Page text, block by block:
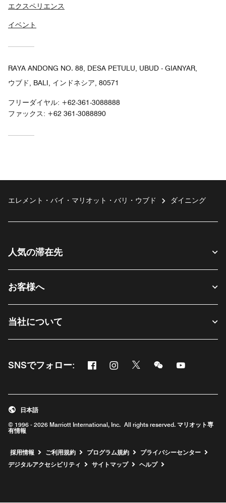
エクスペリエンス
イベント
RAYA ANDONG NO. 88, DESA PETULU, UBUD - GIANYAR,
ウブド, BALI, インドネシア, 80571
フリーダイヤル: +62-361-3088888
ファックス: +62 361-3088890
エレメント・バイ・マリオット・バリ・ウブド ダイニング
人気の滞在先
お客様へ
当社について
SNSでフォロー: Facebook
新しいウィンドウで開く
Instagram
新しいウィンドウで開く
Twitter
新しいウィンドウで開く
Messenger
新しいウィンドウ
新しいウィ
© 1996 - 2026 Marriott International, Inc. All rights reserved. マリオット専
有情報
日本語
採用情報 新しいウィンドウで開く
ご利用規約 プログラム規約
プライバシーセンター
デジタルアクセシビリティ
サイトマップ ヘルプ